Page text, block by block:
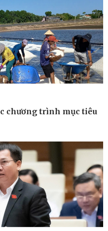
Sức khỏe
Dinh dưỡng - món ngon
Cây thuốc
Sản phụ khoa
Nhi khoa
Nam khoa
chương trình mục tiêu